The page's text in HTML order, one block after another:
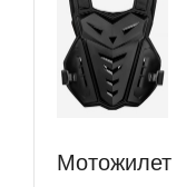
​Мотожилет